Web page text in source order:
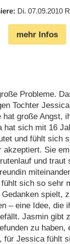
Di. 07.09.2010
mehr Infos
Probleme.
Tochter
hat große Angst,
hat sich mit 16
und fühlt sich
akzeptiert. Sie
und traut
sich so sehr
spielt,
– eine Idee, die
Jasmin gibt
zu haben,
für Jessica fühlt